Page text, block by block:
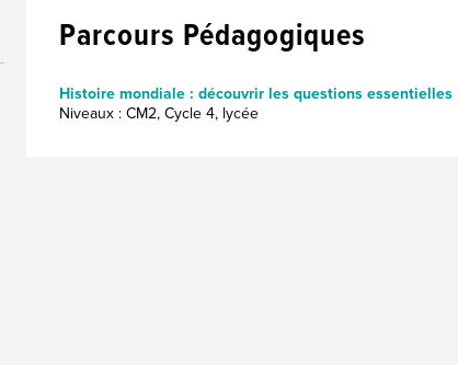
Parcours Pédagogiques
Histoire mondiale : découvrir les questions essentielles
Niveaux : CM2, Cycle 4, lycée